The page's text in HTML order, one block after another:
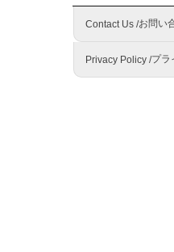
Contact Us /お問い
Privacy Policy /プラ